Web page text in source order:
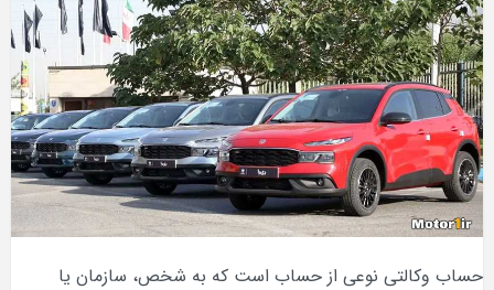
حساب وکالتی نوعی از حساب است که به شخص، سازمان یا